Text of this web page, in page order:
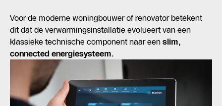
Voor de moderne woningbouwer of renovator betekent
dit dat de verwarmingsinstallatie evolueert van een
klassieke technische component naar een slim,
connected energiesysteem.